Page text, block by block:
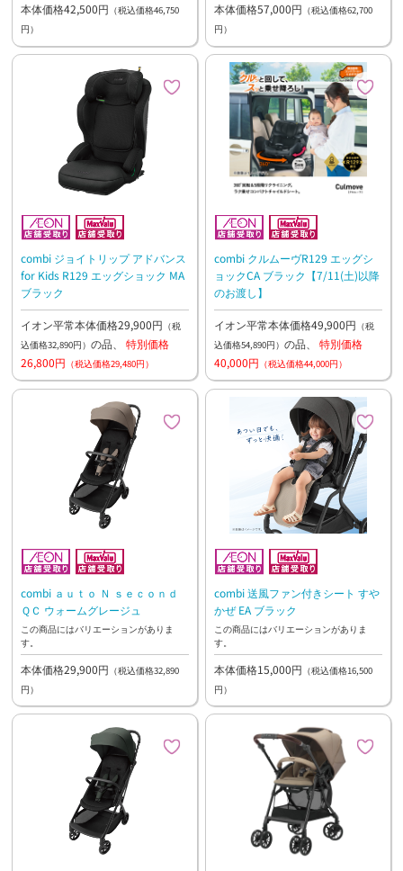
本体価格42,500円 （税込価格46,750
円）
本体価格57,000円 （税込価格62,700
円）
combi ジョイトリップ アドバンス
for Kids R129 エッグショック MA
ブラック
イオン平常本体価格29,900円 （税
込価格32,890円） の品、 特別価格
26,800円 （税込価格29,480円）
combi クルムーヴR129 エッグシ
ョックCA ブラック【7/11(土)以降
のお渡し】
イオン平常本体価格49,900円 （税
込価格54,890円） の品、 特別価格
40,000円 （税込価格44,000円）
combi ａｕｔｏ Ｎ ｓｅｃｏｎｄ
ＱＣ ウォームグレージュ
この商品にはバリエーションがありま
す。
本体価格29,900円 （税込価格32,890
円）
combi 送風ファン付きシート すや
かぜ EA ブラック
この商品にはバリエーションがありま
す。
本体価格15,000円 （税込価格16,500
円）